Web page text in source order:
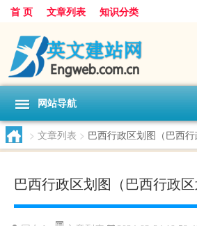
首 页 文章列表 知识分类
网站导航
> 文章列表 > 巴西行政区划图（巴西行
巴西行政区划图（巴西行政区